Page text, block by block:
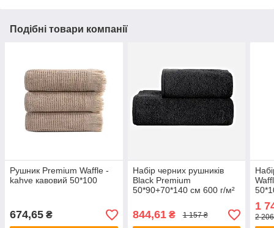
Подібні товари компанії
Рушник Premium Waffle -
kahve кавовий 50*100
674,65 ₴
Набір черних рушників
Black Premium
50*90+70*140 см 600 г/м²
844,61₴ 1 157 ₴
1
2